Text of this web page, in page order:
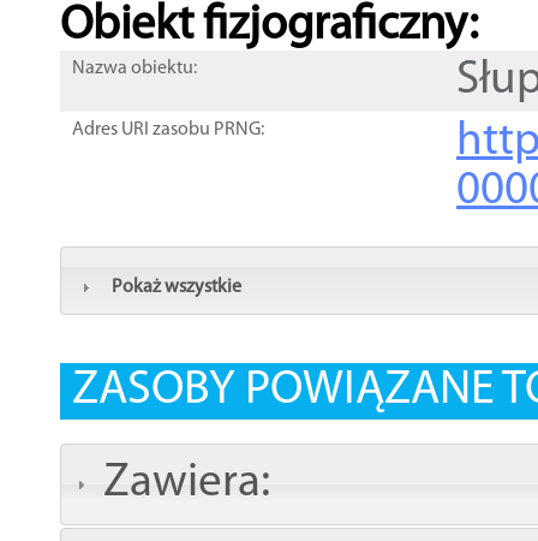
Obiekt fizjograficzny:
Nazwa obiektu:
Adres URI zasobu PRNG:
Pokaż wszystkie
ZASOBY POWIĄZANE
Zawiera: